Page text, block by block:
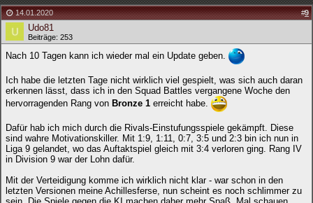
14.01.2020 #9
Udo81
Beiträge: 253
Nach 10 Tagen kann ich wieder mal ein Update geben.
Ich habe die letzten Tage nicht wirklich viel gespielt, was sich auch daran
erkennen lässt, dass ich in den Squad Battles vergangene Woche den
hervorragenden Rang von Bronze 1 erreicht habe.
Dafür hab ich mich durch die Rivals-Einstufungsspiele gekämpft. Diese
sind wahre Motivationskiller. Mit 1:9, 1:11, 0:7, 3:5 und 2:3 bin ich nun in
Liga 9 gelandet, wo das Auftaktspiel gleich mit 3:4 verloren ging. Rang IV
in Division 9 war der Lohn dafür.
Mit der Verteidigung komme ich wirklich nicht klar - war schon in den
letzten Versionen meine Achillesferse, nun scheint es noch schlimmer zu